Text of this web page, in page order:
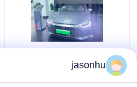
بي واي دي هان للسيارات
الكهربائية المتوسطة
jasonhu